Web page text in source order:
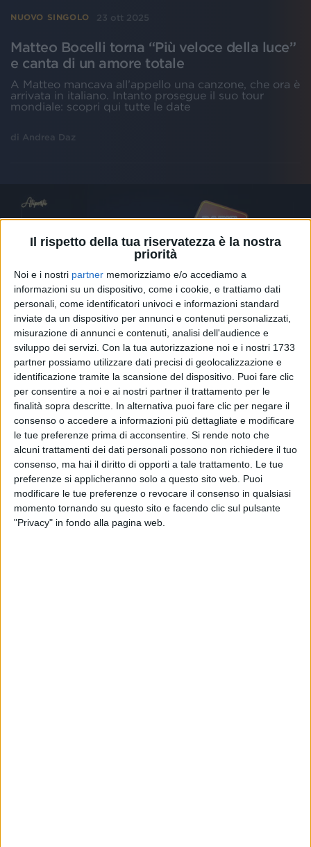
Il rispetto della tua riservatezza è la nostra
priorità
Noi e i nostri partner memorizziamo e/o accediamo a
informazioni su un dispositivo, come i cookie, e trattiamo dati
personali, come identificatori univoci e informazioni standard
inviate da un dispositivo per annunci e contenuti personalizzati,
misurazione di annunci e contenuti, analisi dell'audience e
sviluppo dei servizi. Con la tua autorizzazione noi e i nostri 1733
partner possiamo utilizzare dati precisi di geolocalizzazione e
identificazione tramite la scansione del dispositivo. Puoi fare clic
per consentire a noi e ai nostri partner il trattamento per le
finalità sopra descritte. In alternativa puoi fare clic per negare il
consenso o accedere a informazioni più dettagliate e modificare
le tue preferenze prima di acconsentire. Si rende noto che
alcuni trattamenti dei dati personali possono non richiedere il tuo
consenso, ma hai il diritto di opporti a tale trattamento. Le tue
preferenze si applicheranno solo a questo sito web. Puoi
modificare le tue preferenze o revocare il consenso in qualsiasi
momento tornando su questo sito e facendo clic sul pulsante
"Privacy" in fondo alla pagina web.
NUOVO SINGOLO 23 ott 2025
Matteo Bocelli torna “Più veloce della luce”
e canta di un amore totale
A Matteo mancava all’appello una canzone, che ora è
arrivata in italiano. Intanto prosegue il suo tour
mondiale: scopri qui tutte le date
di Andrea Daz
ATUPERTU CON… 17 set 2025
Laura Pausini: “Giorgio Armani sarà sempre
con me. Ho ancora 3 abiti che…”
Nella video-intervista Atupertu con la Redazione di
Radio Italia solomusicaitaliana, Laura ricorda anche
Pippo Baudo. Poi, affronta gli argomenti cover, tour
e… sua figlia
diAndrea Basso